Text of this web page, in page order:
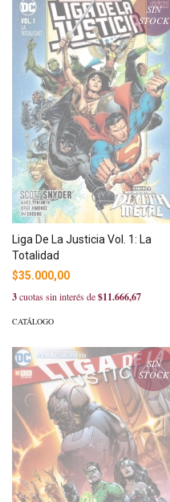
SIN
STOCK
Liga De La Justicia Vol. 1: La
Totalidad
$35.000,00
3cuotas sin interés de$11.666,67
CATÁLOGO
SIN
STOCK